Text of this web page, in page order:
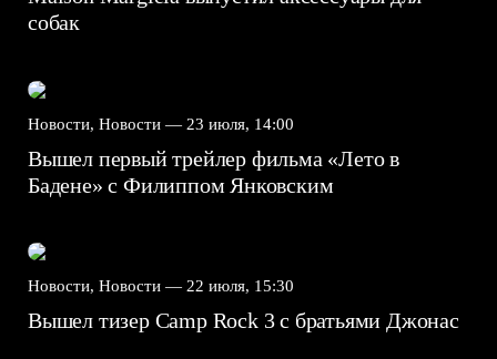
собак
Новости, Новости — 23 июля, 14:00
Вышел первый трейлер фильма «Лето в
Бадене» с Филиппом Янковским
Новости, Новости — 22 июля, 15:30
Вышел тизер Camp Rock 3 с братьями Джонас